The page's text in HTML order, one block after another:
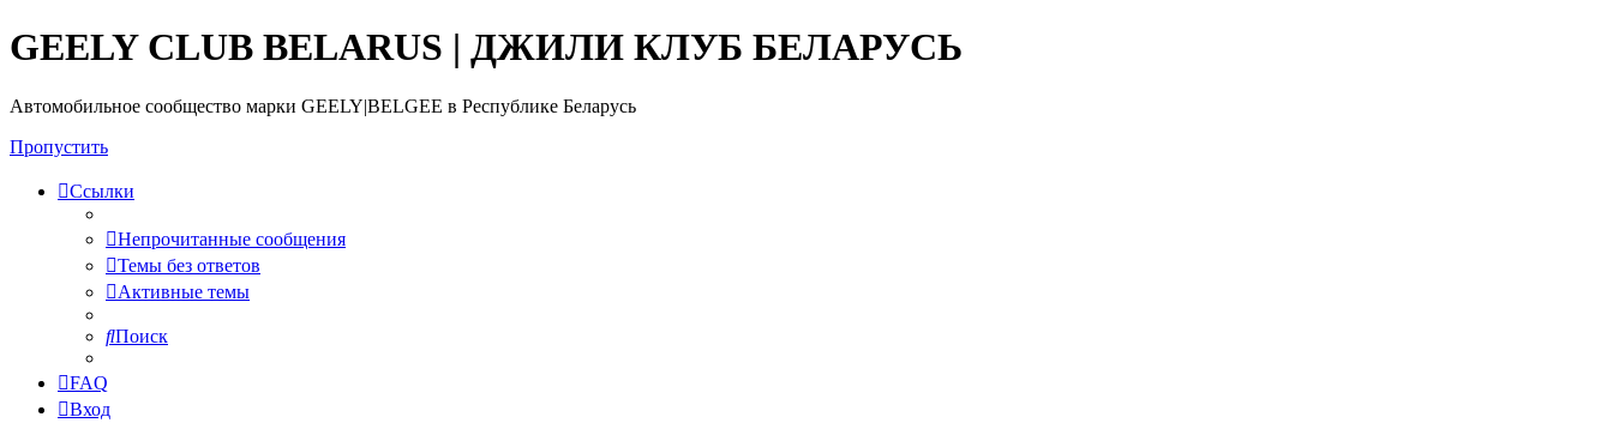
GEELY CLUB BELARUS | ДЖИЛИ КЛУБ БЕЛАРУСЬ
Автомобильное сообщество марки GEELY|BELGEE в Республике Беларусь
Пропустить
Ссылки
Непрочитанные сообщения
Темы без ответов
Активные темы
Поиск
FAQ
Вход